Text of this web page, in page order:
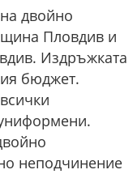
двойно
Пловдив и
Издръжката
бюджет.
неподчинение